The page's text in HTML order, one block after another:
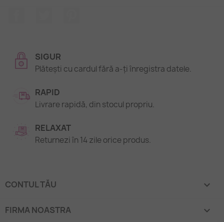
SIGUR
Plătești cu cardul fără a-ți înregistra datele.
RAPID
Livrare rapidă, din stocul propriu.
RELAXAT
Returnezi în 14 zile orice produs.
CONTUL TĂU 
FIRMA NOASTRA 